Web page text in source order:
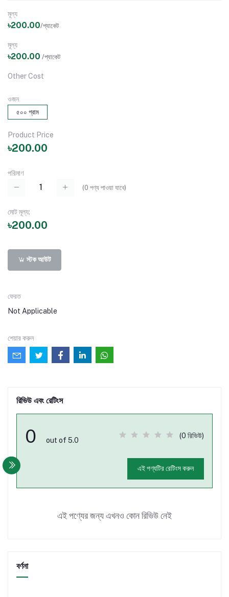
মূল্য
৳200.00/প্যাকেট
মূল্য
৳200.00 /প্যাকেট
Other Cost
ওজন
৫০০ গ্রাম
Product Price
৳200.00
পরিমাণ
(0 পণ্য পাওয়া যাবে)
মোট মূল্য:
৳200.00
স্টক আউট
ফেরত
Not Applicable
শেয়ার করুন
রিভিউ এবং রেটিংস
0 out of 5.0
(0 রিভিউ)
এই পণ্যটির রেটিংস করুন
এই পণ্যের জন্য এখনও কোন রিভিউ নেই
বর্ণনা